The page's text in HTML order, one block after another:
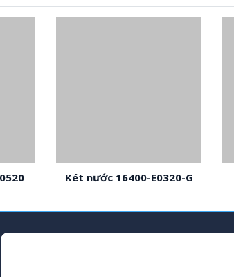
G Két nước 16400-0W180